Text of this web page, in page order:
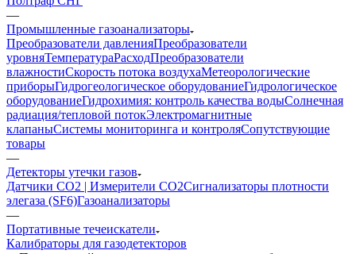
—
Промышленные газоанализаторы
Преобразователи давленияПреобразователи
уровняТемператураРасходПреобразователи
влажностиСкорость потока воздухаМетеорологические
приборыГидрогеологическое оборудованиеГидрологическое
оборудованиеГидрохимия: контроль качества водыСолнечная
радиация/тепловой потокЭлектромагнитные
клапаныСистемы мониторинга и контроляСопутствующие
товары
—
Детекторы утечки газов
Датчики CO2 | Измерители СО2Сигнализаторы плотности
элегаза (SF6)Газоанализаторы
—
Портативные течеискатели
Калибраторы для газодетекторов